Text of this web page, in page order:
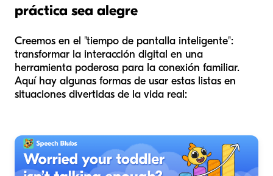
práctica sea alegre
Creemos en el "tiempo de pantalla inteligente":
transformar la interacción digital en una
herramienta poderosa para la conexión familiar.
Aquí hay algunas formas de usar estas listas en
situaciones divertidas de la vida real: